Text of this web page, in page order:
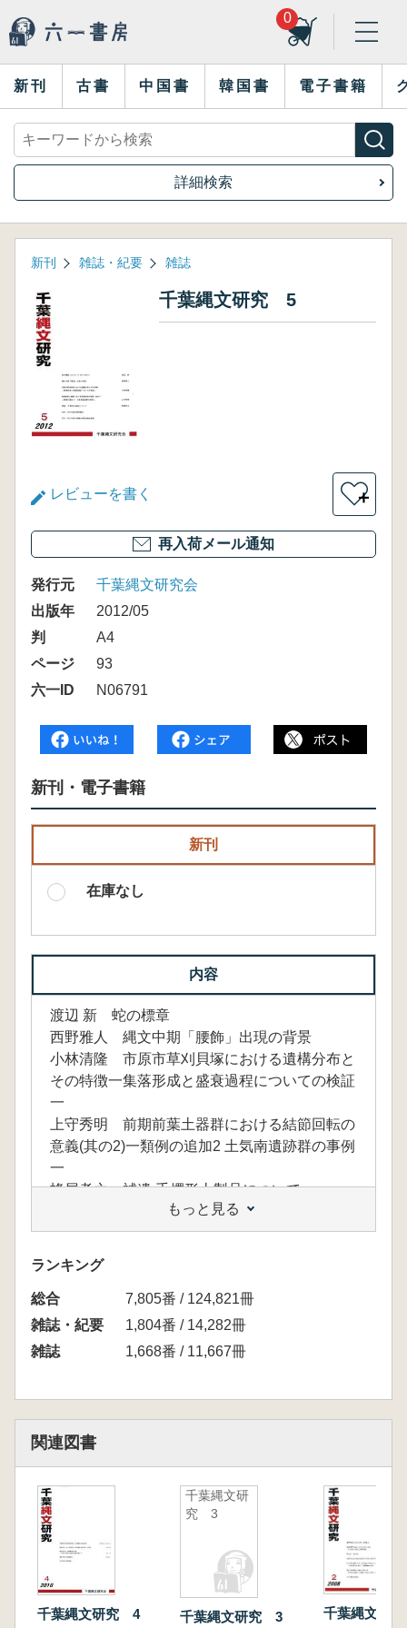
0
新刊 古書 中国書 韓国書 電子書籍
詳細検索
新刊 雑誌・紀要 雑誌
千葉縄文研究 5
レビューを書く ＋
再入荷メール通知
発行元
千葉縄文研究会
出版年
2012/05
判
A4
ページ
93
六一ID
N06791
新刊・電子書籍
新刊
在庫なし
内容
渡辺 新 蛇の標章
西野雅人 縄文中期「腰飾」出現の背景
小林清隆 市原市草刈貝塚における遺構分布と
その特徴一集落形成と盛衰過程についての検証
一
上守秀明 前期前葉土器群における結節回転の
意義(其の2)一類例の追加2 土気南遺跡群の事例
一
蜂屋孝之 補遺 手燭形土製品について
2009・2010年度の研究動向
2010・2011年度千葉縄文研究会例会記録
もっと見る
ランキング
総合
7,805番 / 124,821冊
雑誌・紀要
1,804番 / 14,282冊
雑誌
1,668番 / 11,667冊
関連図書
千葉縄文研究 4
千葉縄文研
究 3
千葉縄文研究 3 千葉縄文研